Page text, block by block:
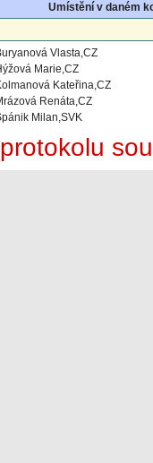
Umístění v daném
Vlasta,CZ
Marie,CZ
Kateřina,CZ
Renáta,CZ
Milan,SVK